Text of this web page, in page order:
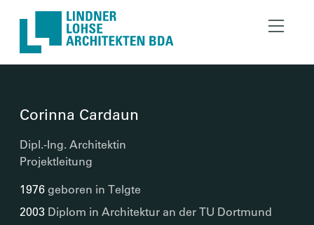
Lindner Lohse
Corinna Cardaun
Dipl.-Ing. Architektin
Projektleitung
1976geboren in Telgte
2003Diplom in Architektur an der TU Dortmund